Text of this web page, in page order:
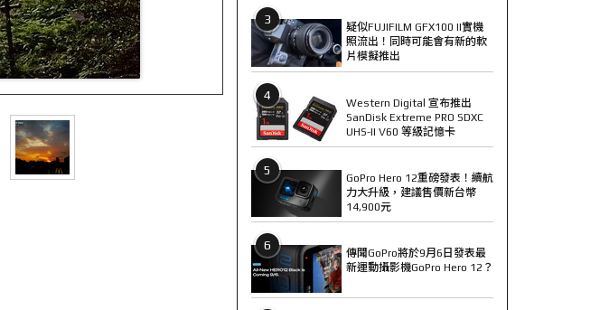
3
疑似FUJIFILM GFX100 II實機
照流出！同時可能會有新的軟
片模擬推出
4
Western Digital 宣布推出
SanDisk Extreme PRO SDXC
UHS-II V60 等級記憶卡
5
GoPro Hero 12重磅發表！續航
力大升級，建議售價新台幣
14,900元
6
傳聞GoPro將於9月6日發表最
新運動攝影機GoPro Hero 12？